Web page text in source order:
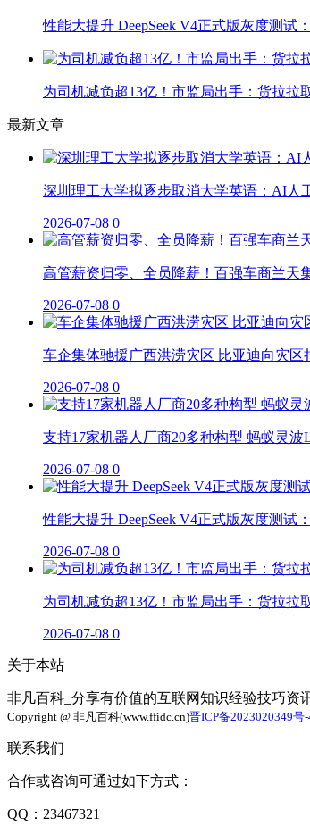
性能大提升 DeepSeek V4正式版灰度测试
为司机减负超13亿！市监局出手：货拉拉
最新文章
深圳理工大学拟逐步取消大学英语：AI人
2026-07-08 0
高管薪资归零、全员降薪！百强车商兰天
2026-07-08 0
车企集体驰援广西洪涝灾区 比亚迪向灾区
2026-07-08 0
支持17家机器人厂商20多种构型 蚂蚁灵波
2026-07-08 0
性能大提升 DeepSeek V4正式版灰度测试
2026-07-08 0
为司机减负超13亿！市监局出手：货拉拉
2026-07-08 0
关于本站
非凡百科_分享有价值的互联网知识经验技巧资
Copyright @ 非凡百科(www.ffidc.cn)晋ICP备2023020349号
联系我们
合作或咨询可通过如下方式：
QQ：23467321